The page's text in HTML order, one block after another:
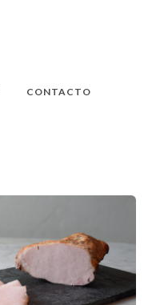
CONTACTO